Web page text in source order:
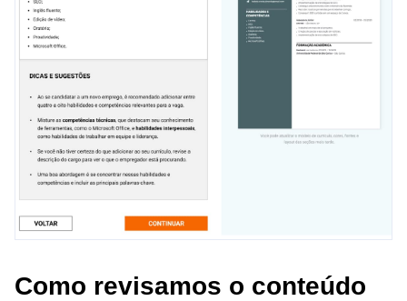
Como revisamos o conteúdo